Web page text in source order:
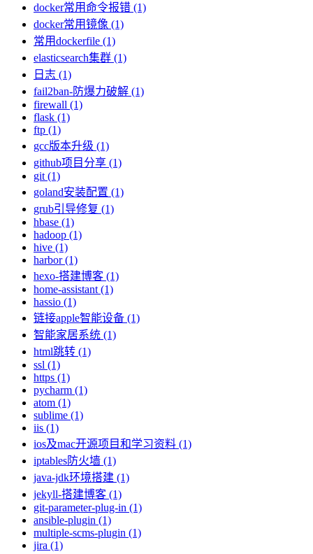
docker常用命令报错 (1)
docker常用镜像 (1)
常用dockerfile (1)
elasticsearch集群 (1)
日志 (1)
fail2ban-防爆力破解 (1)
firewall (1)
flask (1)
ftp (1)
gcc版本升级 (1)
github项目分享 (1)
git (1)
goland安装配置 (1)
grub引导修复 (1)
hbase (1)
hadoop (1)
hive (1)
harbor (1)
hexo-搭建博客 (1)
home-assistant (1)
hassio (1)
链接apple智能设备 (1)
智能家居系统 (1)
html跳转 (1)
ssl (1)
https (1)
pycharm (1)
atom (1)
sublime (1)
iis (1)
ios及mac开源项目和学习资料 (1)
iptables防火墙 (1)
java-jdk环境搭建 (1)
jekyll-搭建博客 (1)
git-parameter-plug-in (1)
ansible-plugin (1)
multiple-scms-plugin (1)
jira (1)